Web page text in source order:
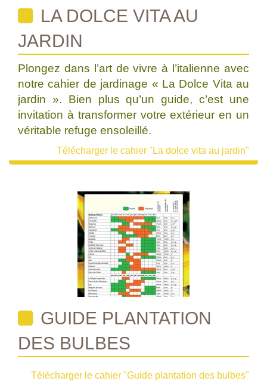
LA DOLCE VITA AU
JARDIN
Plongez dans l’art de vivre à l’italienne avec
notre cahier de jardinage « La Dolce Vita au
jardin ». Bien plus qu’un guide, c’est une
invitation à transformer votre extérieur en un
véritable refuge ensoleillé.
Télécharger le cahier "La dolce vita au jardin"
GUIDE PLANTATION
DES BULBES
Télécharger le cahier "Guide plantation des bulbes"